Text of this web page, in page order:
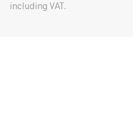
including VAT.